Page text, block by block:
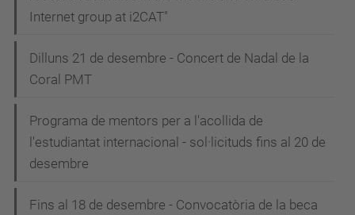
Internet group at i2CAT"
Dilluns 21 de desembre - Concert de Nadal de la
Coral PMT
Programa de mentors per a l'acollida de
l'estudiantat internacional - sol·licituds fins al 20 de
desembre
Fins al 18 de desembre - Convocatòria de la beca